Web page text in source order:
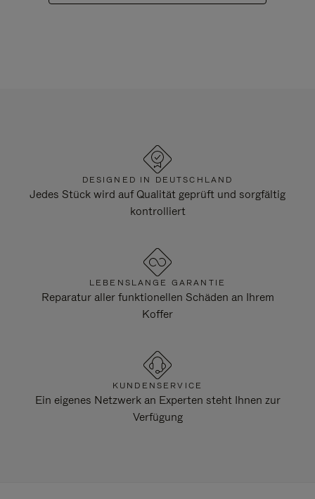
DESIGNED IN DEUTSCHLAND
Jedes Stück wird auf Qualität geprüft und sorgfältig
kontrolliert
LEBENSLANGE GARANTIE
Reparatur aller funktionellen Schäden an Ihrem
Koffer
KUNDENSERVICE
Ein eigenes Netzwerk an Experten steht Ihnen zur
Verfügung